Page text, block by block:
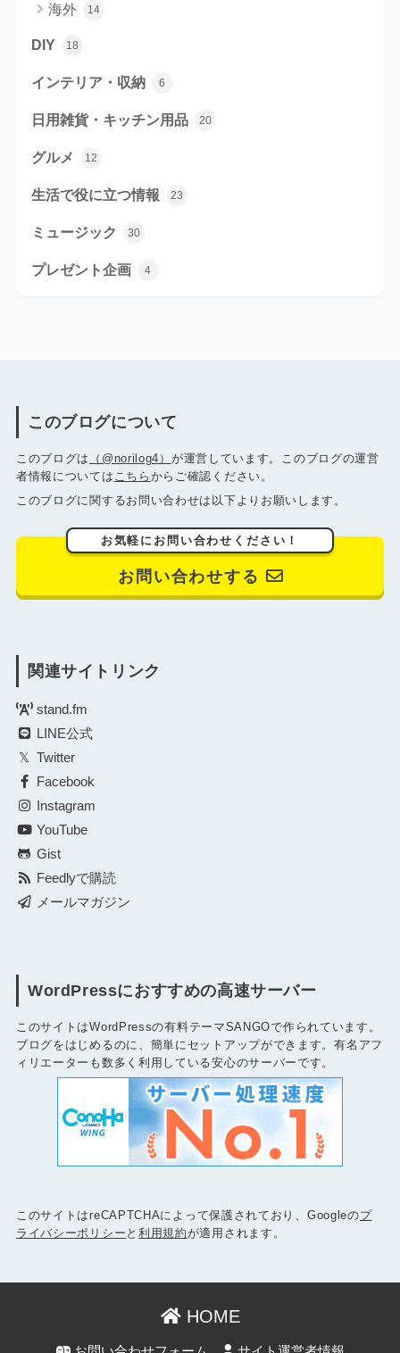
海外 14
DIY 18
インテリア・収納 6
日用雑貨・キッチン用品 20
グルメ 12
生活で役に立つ情報 23
ミュージック 30
プレゼント企画 4
このブログについて
このブログは （@norilog4） が運営しています。このブログの運営
者情報については こちら からご確認ください。
このブログに関するお問い合わせは以下よりお願いします。
お気軽にお問い合わせください！
お問い合わせする
関連サイトリンク
stand.fm
LINE公式
Twitter
Facebook
Instagram
YouTube
Gist
Feedlyで購読
メールマガジン
WordPressにおすすめの高速サーバー
このサイトはWordPressの有料テーマSANGOで作られています。
ブログをはじめるのに、簡単にセットアップができます。有名アフ
ィリエーターも数多く利用している安心のサーバーです。
このサイトはreCAPTCHAによって保護されており、Googleのプ
ライバシーポリシー と 利用規約が適用されます。
HOME